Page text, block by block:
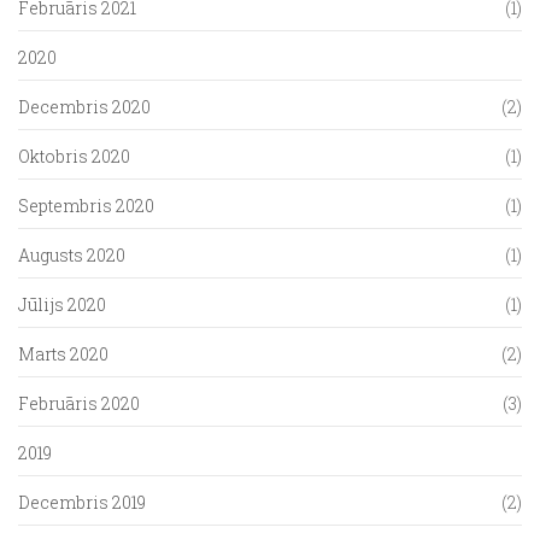
Februāris 2021 (1)
2020
Decembris 2020 (2)
Oktobris 2020 (1)
Septembris 2020 (1)
Augusts 2020 (1)
Jūlijs 2020 (1)
Marts 2020 (2)
Februāris 2020 (3)
2019
Decembris 2019 (2)